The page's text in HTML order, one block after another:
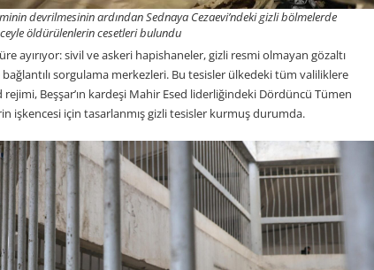
devrilmesinin ardından Sednaya Cezaevi’ndeki gizli bölmelerde
öldürülenlerin cesetleri bulundu
ayırıyor: sivil ve askeri hapishaneler, gizli resmi olmayan gözaltı
sorgulama merkezleri. Bu tesisler ülkedeki tüm valiliklere
rejimi, Beşşar’ın kardeşi Mahir Esed liderliğindeki Dördüncü Tümen
işkencesi için tasarlanmış gizli tesisler kurmuş durumda.